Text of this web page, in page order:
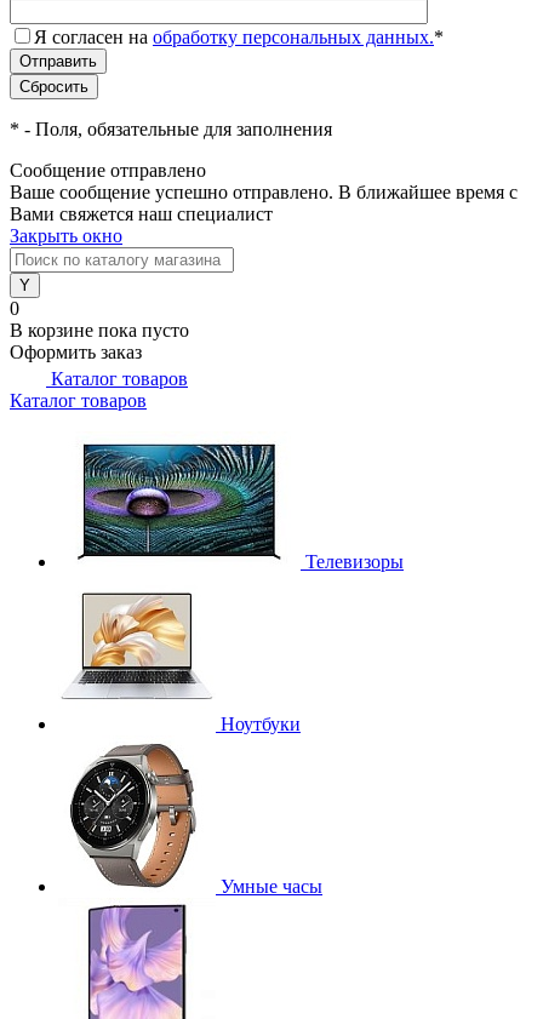
Я согласен на обработку персональных данных.*
* - Поля, обязательные для заполнения
Сообщение отправлено
Ваше сообщение успешно отправлено. В ближайшее время с
Вами свяжется наш специалист
Закрыть окно
0
В корзине пока пусто
Оформить заказ
Каталог товаров
Каталог товаров
Телевизоры
Ноутбуки
Умные часы